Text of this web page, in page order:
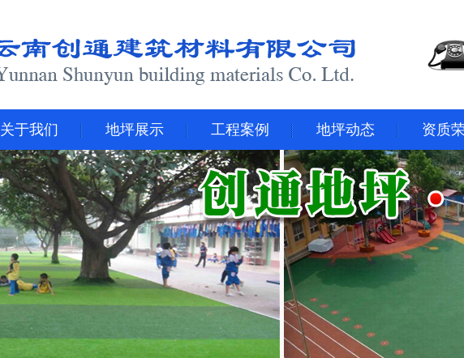
关于我们 地坪展示 工程案例 地坪动态 资质